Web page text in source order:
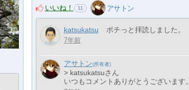
いいね！ 11 アサトン
katsukatsu ポチっと拝読しました。
7年前
アサトン
> katsukatsuさん
いつもコメントありがとうございます。